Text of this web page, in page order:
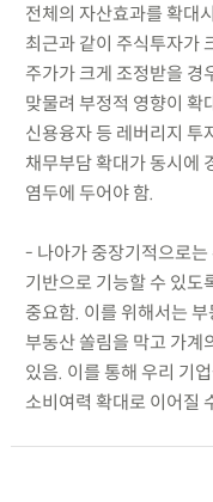
전체의 자산효과를 확대
최근과 같이 주식투자가
주가가 크게 조정받을 경
맞물려 부정적 영향이 확
신용융자 등 레버리지 투
채무부담 확대가 동시에
염두에 두어야 함.
- 나아가 중장기적으로는
기반으로 기능할 수 있도
중요함. 이를 위해서는
부동산 쏠림을 막고 가계
있음. 이를 통해 우리 기
소비여력 확대로 이어질